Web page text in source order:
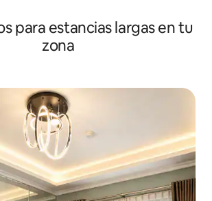
para estancias largas en tu
zona